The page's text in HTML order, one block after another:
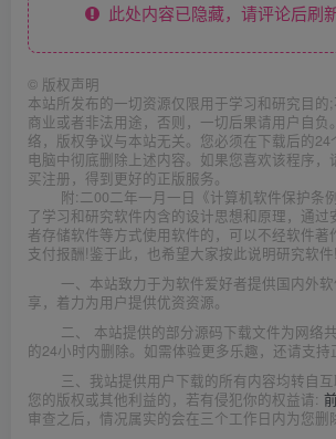
此处内容已隐藏，请评论后刷
© 版权声明
本站所发布的一切资源仅限用于学习和研究目的
商业或者非法用途，否则，一切后果请用户自负
络，版权争议与本站无关。您必须在下载后的
电脑中彻底删除上述内容。如果您喜欢该程序，
买注册，得到更好的正版服务。
附:二00二年一月一日《计算机软件保护条
了学习和研究软件内含的设计思想和原理，通过
者存储软件等方式使用软件的，可以不经软件著
支付报酬!鉴于此，也希望大家按此说明研究软件!
一、本站致力于为软件爱好者提供国内外
享，着力为用户提供优资资源。
二、 本站提供的部分源码下载文件为网络
的24小时内删除。如需体验更多乐趣，还请支持
三、我站提供用户下载的所有内容均转自
您的版权或其他利益的，若有侵犯你的权益请:
审查之后，情况属实的会在三个工作日内为您删